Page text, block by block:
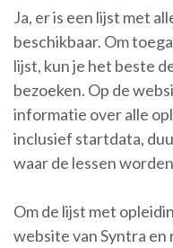
Ja, er is een lijst met
beschikbaar. Om
lijst, kun je het beste
bezoeken. Op de
informatie over alle
inclusief startdata,
waar de lessen
Om de lijst met
website van Syntra